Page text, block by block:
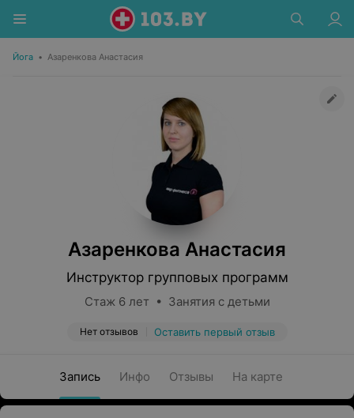
Йога • Азаренкова Анастасия
Азаренкова Анастасия
Инструктор групповых программ
Стаж 6 лет • Занятия с детьми
Нет отзывов Оставить первый отзыв
Запись Инфо Отзывы На карте